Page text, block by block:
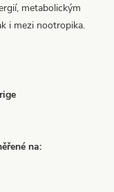
metabolickým
i mezi nootropika.
na: